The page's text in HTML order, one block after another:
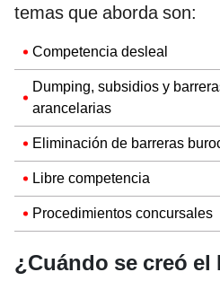
temas que aborda son:
Competencia desleal
Dumping, subsidios y
arancelarias
Eliminación de barreras
Libre competencia
Procedimientos concursales
¿Cuándo se creó